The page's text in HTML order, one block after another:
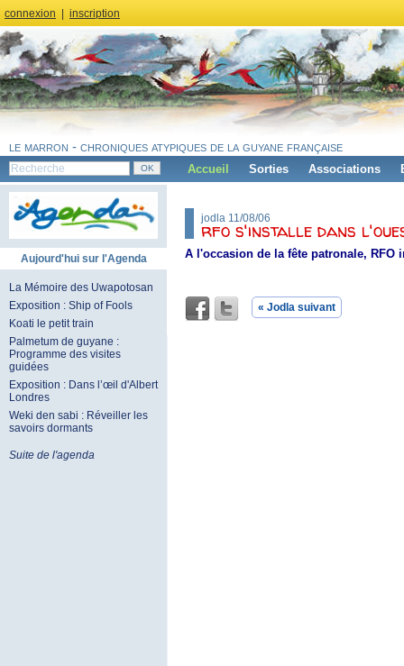
connexion inscription
le marron - chroniques atypiques de la guyane française
Accueil Sorties Associations
Aujourd'hui sur l'Agenda
La Mémoire des Uwapotosan
Exposition : Ship of Fools
Koati le petit train
Palmetum de guyane :
Programme des visites
guidées
Exposition : Dans l’œil d'Albert
Londres
Weki den sabi : Réveiller les
savoirs dormants
Suite de l'agenda
jodla 11/08/06
rfo s'installe dans
A l'occasion de la fête patronale, RFO
« Jodla suivant